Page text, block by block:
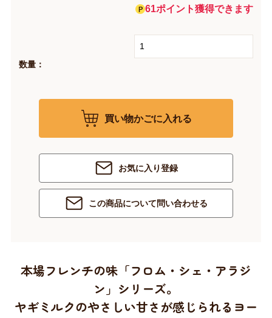
61ポイント獲得できます
数量：
買い物かごに入れる
お気に入り登録
この商品について問い合わせる
本場フレンチの味「フロム・シェ・アラジ
ン」シリーズ。
ヤギミルクのやさしい甘さが感じられるヨー